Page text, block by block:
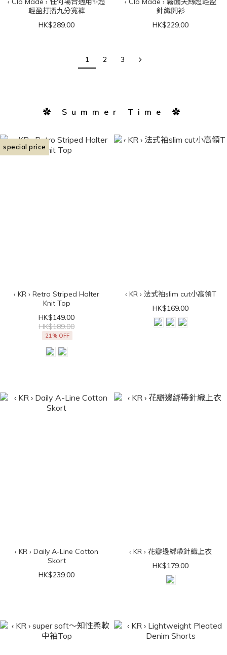
輕盈打摺九分寬褲
HK$289.00
針織開衫
HK$229.00
1 2 3
✿ Summer Time ✿
special price
‹ KR › Retro Striped Halter
Knit Top
HK$149.00
HK$189.00
21% OFF
‹ KR › 法式袖slim cut小高領T
HK$169.00
‹ KR › Daily A-Line Cotton
Skort
HK$239.00
‹ KR › 花瓣邊綁帶針織上衣
HK$179.00